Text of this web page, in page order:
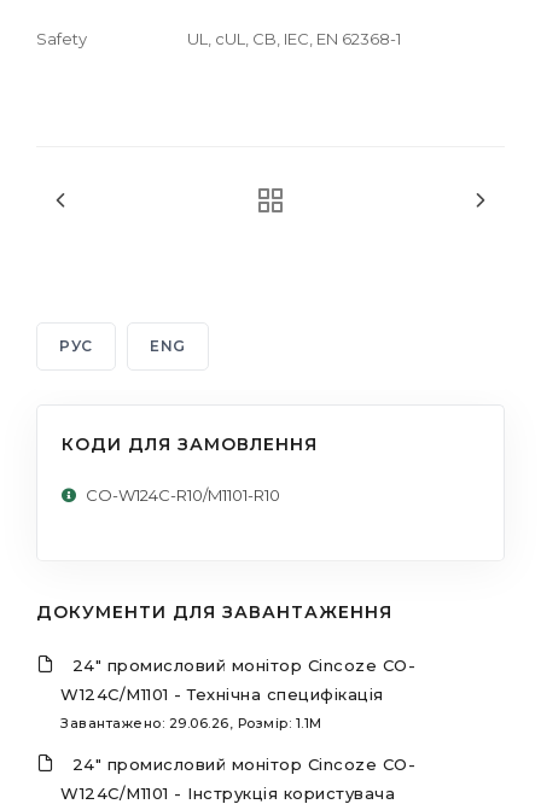
Safety UL, cUL, CB, IEC, EN 62368-1
РУС ENG
КОДИ ДЛЯ ЗАМОВЛЕННЯ
CO-W124C-R10/M1101-R10
ДОКУМЕНТИ ДЛЯ ЗАВАНТАЖЕННЯ
24" промисловий монітор Cincoze CO-
W124C/M1101 - Технічна специфікація
Завантажено: 29.06.26, Розмір: 1.1M
24" промисловий монітор Cincoze CO-
W124C/M1101 - Інструкція користувача